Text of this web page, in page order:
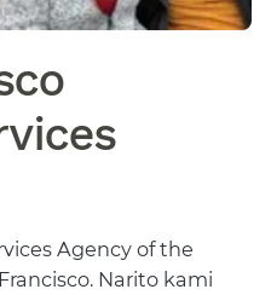
Agency of the
Narito kami